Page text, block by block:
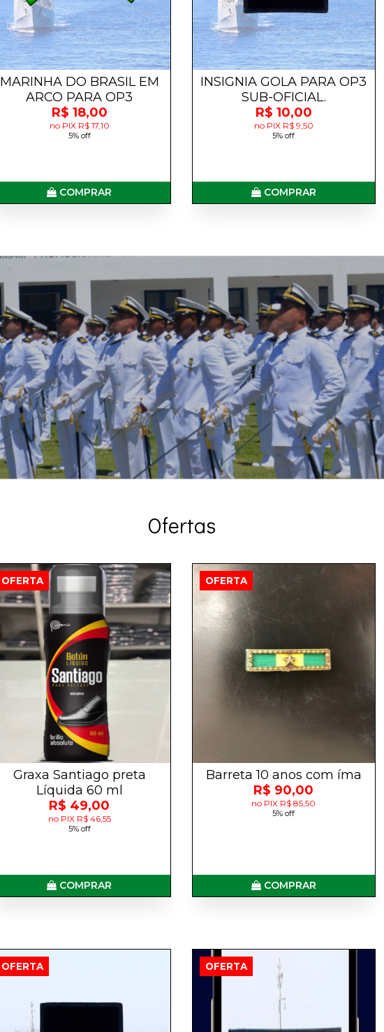
MARINHA DO BRASIL EM
ARCO PARA OP3
R$ 18,00
no PIX R$ 17,10
5% off
COMPRAR
INSIGNIA GOLA PARA OP3
SUB-OFICIAL.
R$ 10,00
no PIX R$ 9,50
5% off
COMPRAR
Ofertas
OFERTA
Graxa Santiago preta
Líquida 60 ml
R$ 49,00
no PIX R$ 46,55
5% off
COMPRAR
OFERTA
Barreta 10 anos com íma
R$ 90,00
no PIX R$ 85,50
5% off
COMPRAR
OFERTA OFERTA